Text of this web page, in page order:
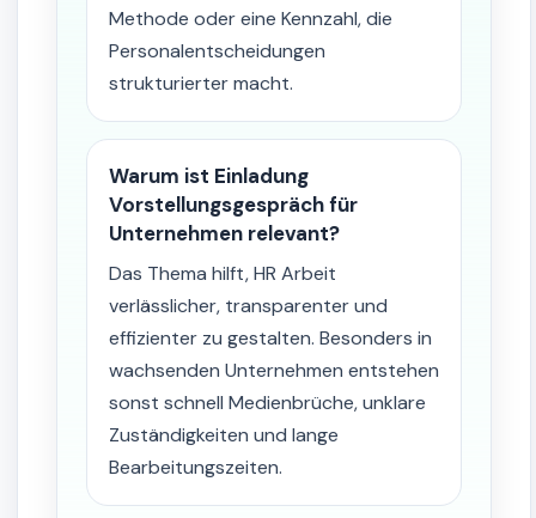
Methode oder eine Kennzahl, die
Personalentscheidungen
strukturierter macht.
Warum ist Einladung
Vorstellungsgespräch für
Unternehmen relevant?
Das Thema hilft, HR Arbeit
verlässlicher, transparenter und
effizienter zu gestalten. Besonders in
wachsenden Unternehmen entstehen
sonst schnell Medienbrüche, unklare
Zuständigkeiten und lange
Bearbeitungszeiten.